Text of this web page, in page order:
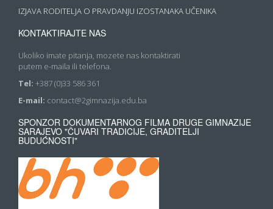
IZJAVA RODITELJA O PRAVDANJU IZOSTANAKA UČENIKA
KONTAKTIRAJTE NAS
Ukoliko imate pitanja, mozete nas kontaktirati
putem e-maila ili telefona.
Tel: +387 (0)33 586 361
E-mail: contact@2gimnazija.edu.ba
SPONZOR DOKUMENTARNOG FILMA DRUGE GIMNAZIJE
SARAJEVO "ČUVARI TRADICIJE, GRADITELJI
BUDUĆNOSTI"